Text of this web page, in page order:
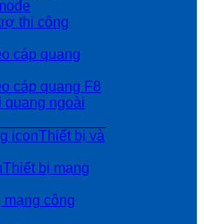
thi công
cáp quang
cáp quang F8
quang ngoài
Thiết bị và
Thiết bị mạng
mạng công